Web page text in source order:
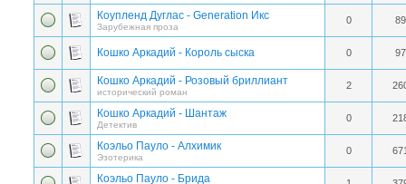
Коупленд Дуглас - Generation Икс
Зарубежная проза
0
Кошко Аркадий - Король сыска 0
Кошко Аркадий - Розовый бриллиант
исторический роман
2
Кошко Аркадий - Шантаж
Детектив
0
Коэльо Пауло - Алхимик
Эзотерика
0
Коэльо Пауло - Брида